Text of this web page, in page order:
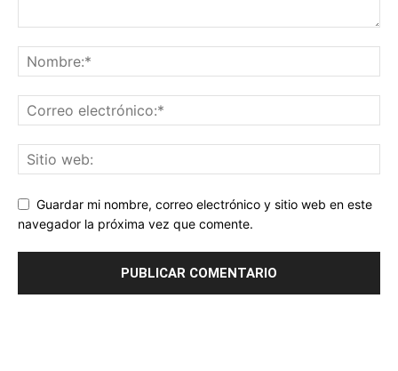
Guardar mi nombre, correo electrónico y sitio web en este
navegador la próxima vez que comente.